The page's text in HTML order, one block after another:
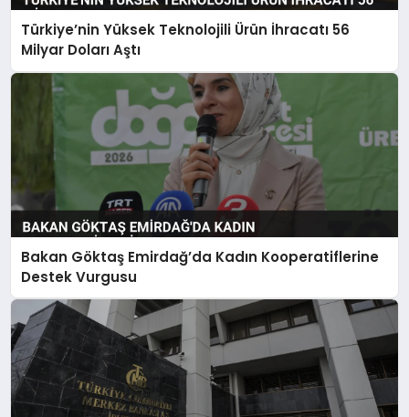
Türkiye’nin Yüksek Teknolojili Ürün İhracatı 56
Milyar Doları Aştı
Bakan Göktaş Emirdağ’da Kadın Kooperatiflerine
Destek Vurgusu